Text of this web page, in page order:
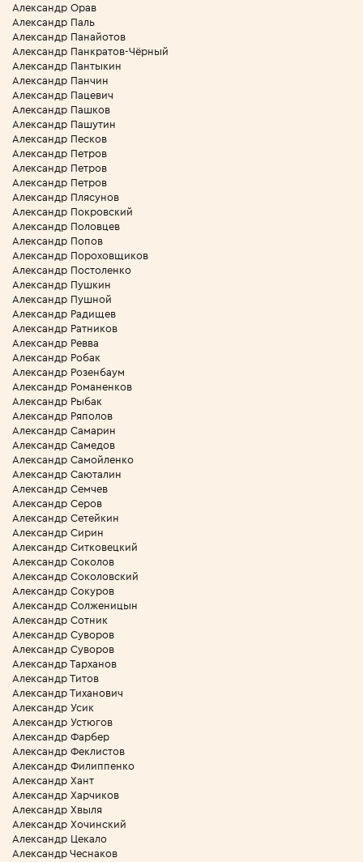
Александр Орав
Александр Паль
Александр Панайотов
Александр Панкратов-Чёрный
Александр Пантыкин
Александр Панчин
Александр Пацевич
Александр Пашков
Александр Пашутин
Александр Песков
Александр Петров
Александр Петров
Александр Петров
Александр Плясунов
Александр Покровский
Александр Половцев
Александр Попов
Александр Пороховщиков
Александр Постоленко
Александр Пушкин
Александр Пушной
Александр Радищев
Александр Ратников
Александр Ревва
Александр Робак
Александр Розенбаум
Александр Романенков
Александр Рыбак
Александр Ряполов
Александр Самарин
Александр Самедов
Александр Самойленко
Александр Саюталин
Александр Семчев
Александр Серов
Александр Сетейкин
Александр Сирин
Александр Ситковецкий
Александр Соколов
Александр Соколовский
Александр Сокуров
Александр Солженицын
Александр Сотник
Александр Суворов
Александр Суворов
Александр Тарханов
Александр Титов
Александр Тиханович
Александр Усик
Александр Устюгов
Александр Фарбер
Александр Феклистов
Александр Филиппенко
Александр Хант
Александр Харчиков
Александр Хвыля
Александр Хочинский
Александр Цекало
Александр Чеснаков